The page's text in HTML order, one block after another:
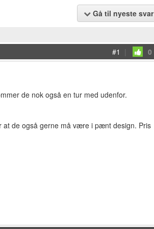
Gå til nyeste svar
#1 | 0
de nok også en tur med udenfor.
at de også gerne må være i pænt design. Pris